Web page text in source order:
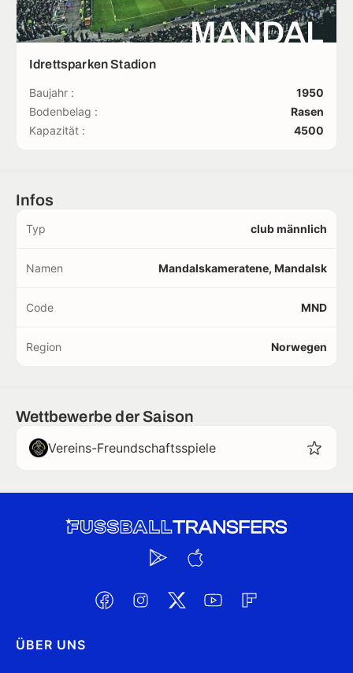
MANDAL
Idrettsparken Stadion
Baujahr :
1950
Bodenbelag :
Rasen
Kapazität :
4500
Infos
Typ club männlich
Namen Mandalskameratene, Mandalsk
Code MND
Region Norwegen
Wettbewerbe der Saison
Vereins-Freundschaftsspiele
ÜBER UNS